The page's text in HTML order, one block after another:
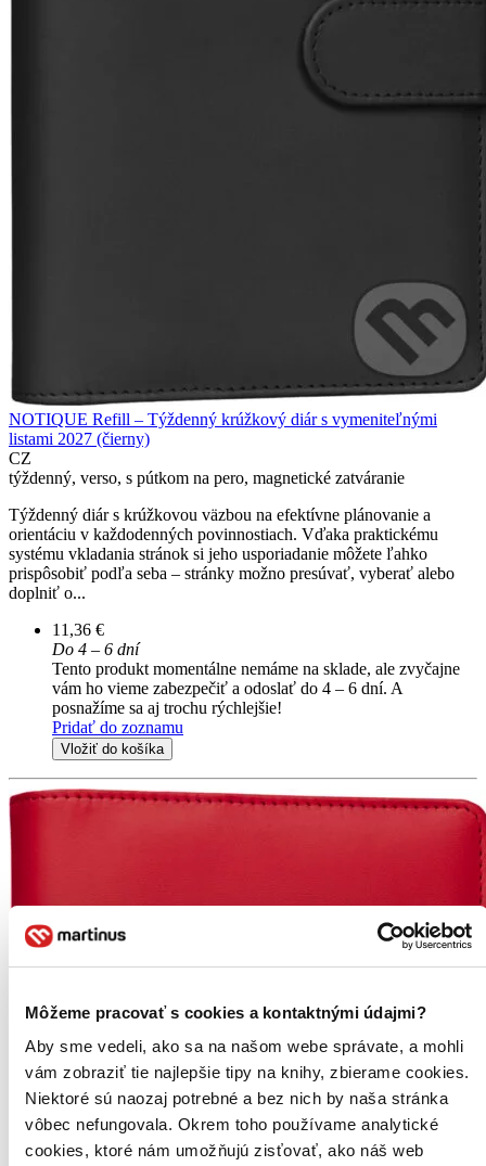
Môžeme pracovať s cookies a kontaktnými údajmi?
Aby sme vedeli, ako sa na našom webe správate, a mohli
vám zobraziť tie najlepšie tipy na knihy, zbierame cookies.
Niektoré sú naozaj potrebné a bez nich by naša stránka
vôbec nefungovala. Okrem toho používame analytické
cookies, ktoré nám umožňujú zisťovať, ako náš web
NOTIQUE Refill – Týždenný krúžkový diár s vymeniteľnými
listami 2027 (čierny)
CZ
týždenný, verso, s pútkom na pero, magnetické zatváranie
Týždenný diár s krúžkovou väzbou na efektívne plánovanie a
orientáciu v každodenných povinnostiach. Vďaka praktickému
systému vkladania stránok si jeho usporiadanie môžete ľahko
prispôsobiť podľa seba – stránky možno presúvať, vyberať alebo
doplniť o...
11,36 €
Do 4 – 6 dní
Tento produkt momentálne nemáme na sklade, ale zvyčajne
vám ho vieme zabezpečiť a odoslať do 4 – 6 dní. A
posnažíme sa aj trochu rýchlejšie!
Pridať do zoznamu
Vložiť do košíka